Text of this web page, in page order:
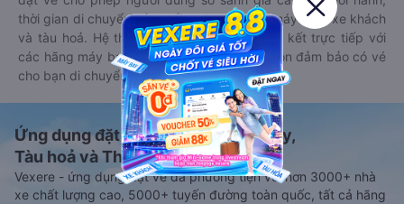
thời gian di chuyển của nhiều phương tiện máy bay, xe khách
và tàu hoả. Hệ thống của Goyolo được liên kết trực tiếp với
các hãng máy bay, xe khách và tàu hoả, luôn đảm bảo có vé
cho bạn di chuyển.
Ứng dụng đặt vé Xe khách, Máy bay,
Tàu hoả và Thuê xe
Vexere - ứng dụng đặt vé đa phương tiện với hơn 3000+ nhà
xe chất lượng cao, 5000+ tuyến đường toàn quốc, tất cả hãng